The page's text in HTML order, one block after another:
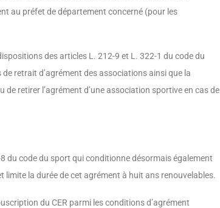
au préfet de département concerné (pour les
des articles L. 212-9 et L. 322-1 du code du
retrait d’agrément des associations ainsi que la
retirer l’agrément d’une associa­tion sportive en cas de
du code du sport qui conditionne désormais également
limite la durée de cet agrément à huit ans renouvelables.
du CER parmi les conditions d’agrément